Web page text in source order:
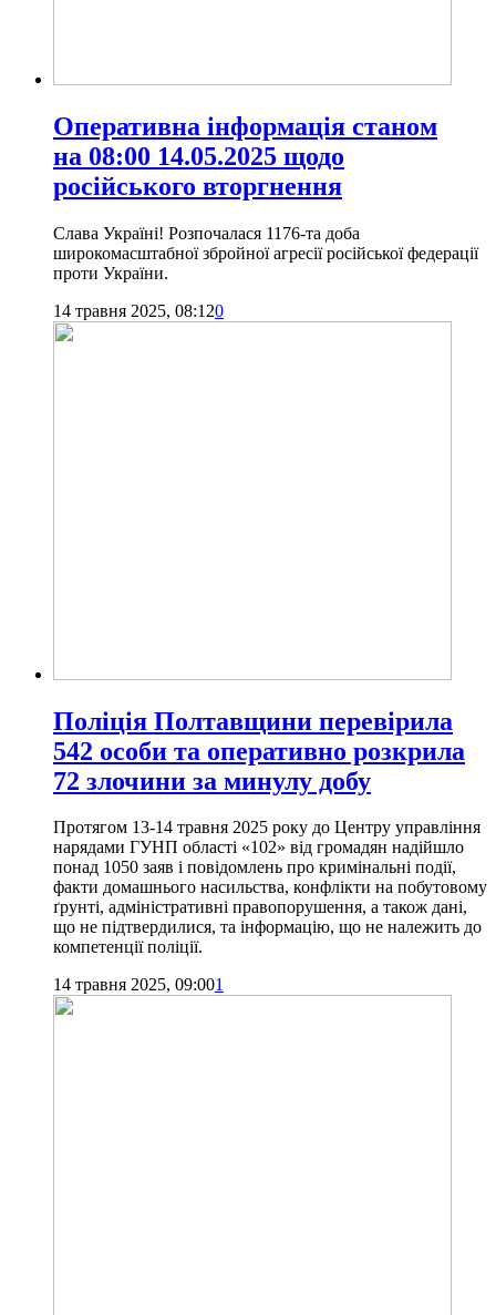
Оперативна інформація станом
на 08:00 14.05.2025 щодо
російського вторгнення
Слава Україні! Розпочалася 1176-та доба
широкомасштабної збройної агресії російської федерації
проти України.
14 травня 2025, 08:120
Поліція Полтавщини перевірила
542 особи та оперативно розкрила
72 злочини за минулу добу
Протягом 13-14 травня 2025 року до Центру управління
нарядами ГУНП області «102» від громадян надійшло
понад 1050 заяв і повідомлень про кримінальні події,
факти домашнього насильства, конфлікти на побутовому
ґрунті, адміністративні правопорушення, а також дані,
що не підтвердилися, та інформацію, що не належить до
компетенції поліції.
14 травня 2025, 09:001